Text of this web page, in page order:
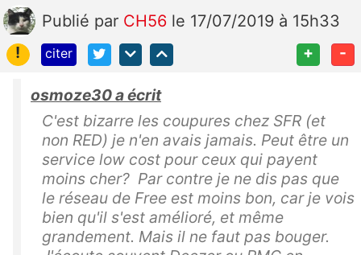
Publié par CH56 le 17/07/2019 à 15h33
!
citer + -
osmoze30 a écrit
C'est bizarre les coupures chez SFR (et
non RED) je n'en avais jamais. Peut être un
service low cost pour ceux qui payent
moins cher? Par contre je ne dis pas que
le réseau de Free est moins bon, car je vois
bien qu'il s'est amélioré, et même
grandement. Mais il ne faut pas bouger.